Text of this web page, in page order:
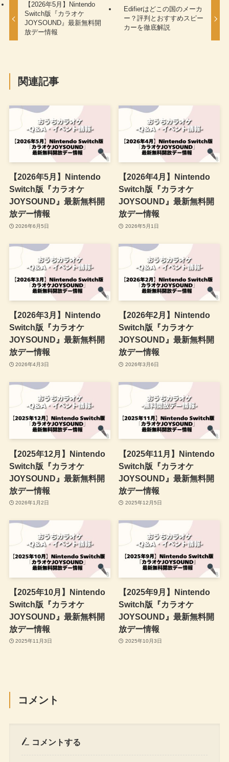
【2026年5月】Nintendo
Switch版『カラオケ
JOYSOUND』最新無料開
放デー情報
Edifierはどこの国のメーカ
ー？評判とおすすめスピー
カーを徹底解説
関連記事
【2026年5月】Nintendo
Switch版『カラオケ
JOYSOUND』最新無料開
放デー情報
2026年6月5日
【2026年4月】Nintendo
Switch版『カラオケ
JOYSOUND』最新無料開
放デー情報
2026年5月1日
【2026年3月】Nintendo
Switch版『カラオケ
JOYSOUND』最新無料開
放デー情報
2026年4月3日
【2026年2月】Nintendo
Switch版『カラオケ
JOYSOUND』最新無料開
放デー情報
2026年3月6日
【2025年12月】Nintendo
Switch版『カラオケ
JOYSOUND』最新無料開
放デー情報
2026年1月2日
【2025年11月】Nintendo
Switch版『カラオケ
JOYSOUND』最新無料開
放デー情報
2025年12月5日
【2025年10月】Nintendo
Switch版『カラオケ
JOYSOUND』最新無料開
放デー情報
2025年11月3日
【2025年9月】Nintendo
Switch版『カラオケ
JOYSOUND』最新無料開
放デー情報
2025年10月3日
コメント
コメントする